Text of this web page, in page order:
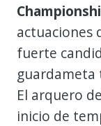
actuaciones
fuerte
guardameta
El arquero
inicio de